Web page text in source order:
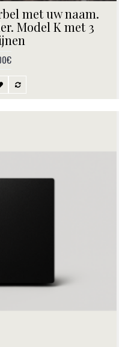
met uw naam.
Model K met 3